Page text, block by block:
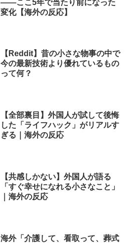
——ここ5年で当たり前になった
変化【海外の反応】
【Reddit】昔の小さな物事の中で
今の最新技術より優れているもの
って何？
【全部裏目】外国人が試して後悔
した「ライフハック」がリアルす
ぎる｜海外の反応
【共感しかない】外国人が語る
「すぐ幸せになれる小さなこと」
｜海外の反応
海外「介護して、看取って、葬式